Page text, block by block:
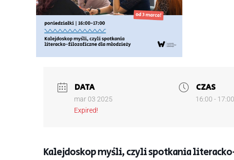
DATA
mar 03 2025
Expired!
CZAS
16:00 - 17:00
Kalejdoskop myśli, czyli spotkania